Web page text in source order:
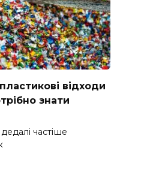
відходи
знати
частіше